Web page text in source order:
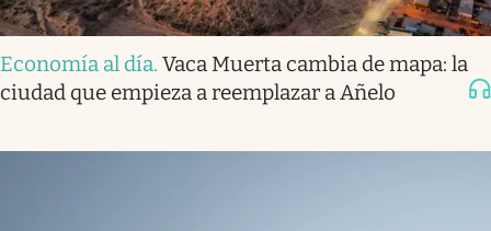
Economía al día. Vaca Muerta cambia de mapa: la
ciudad que empieza a reemplazar a Añelo